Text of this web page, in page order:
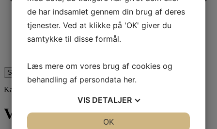
Søg
Kategori
Venueudvikling
de har indsamlet gennem din brug af deres
tjenester. Ved at klikke på 'OK' giver du
samtykke til disse formål.
Læs mere om vores brug af cookies og
behandling af persondata her.
VIS DETALJER
OK